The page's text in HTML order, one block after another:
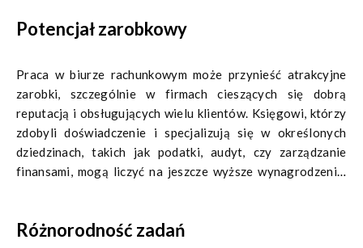
możliwość rozwoju kariery w tej dziedzinie.
Potencjał zarobkowy
Praca w biurze rachunkowym może przynieść atrakcyjne
zarobki, szczególnie w firmach cieszących się dobrą
reputacją i obsługujących wielu klientów. Księgowi, którzy
zdobyli doświadczenie i specjalizują się w określonych
dziedzinach, takich jak podatki, audyt, czy zarządzanie
finansami, mogą liczyć na jeszcze wyższe wynagrodzenie.
pracowników biura rachunkowego.
Różnorodność zadań